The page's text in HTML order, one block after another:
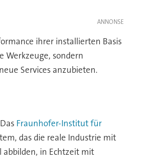
ihrer installierten Basis
Werkzeuge, sondern
Services anzubieten.
Fraunhofer-Institut für
das die reale Industrie mit
abbilden, in Echtzeit mit